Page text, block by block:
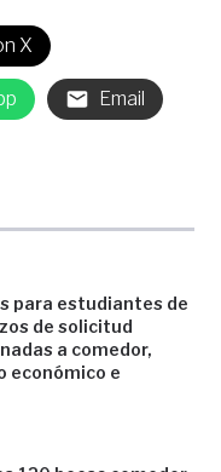
para estudiantes de
de solicitud
a comedor,
económico e
X
Email